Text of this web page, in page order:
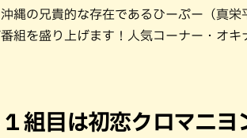
パン
ハンバーガー
縄の兄貴的な存在であるひーぷー（真
組を盛り上げます！人気コーナー・オ
組目は初恋クロマニヨ